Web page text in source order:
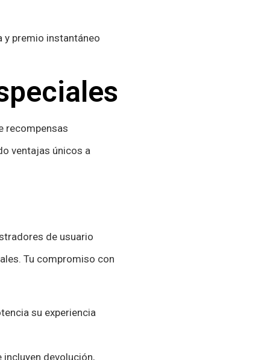
y premio instantáneo
recompensas
ventajas únicos a
de usuario
Tu compromiso con
su experiencia
devolución,